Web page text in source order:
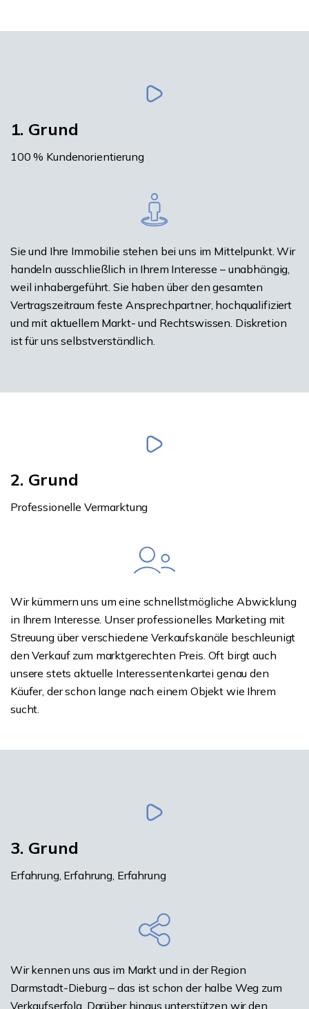
1. Grund
100 % Kundenorientierung
Sie und Ihre Immobilie stehen bei uns im Mittelpunkt. Wir
handeln ausschließlich in Ihrem Interesse – unabhängig,
weil inhabergeführt. Sie haben über den gesamten
Vertragszeitraum feste Ansprechpartner, hochqualifiziert
und mit aktuellem Markt- und Rechtswissen. Diskretion
ist für uns selbstverständlich.
2. Grund
Professionelle Vermarktung
Wir kümmern uns um eine schnellstmögliche Abwicklung
in Ihrem Interesse. Unser professionelles Marketing mit
Streuung über verschiedene Verkaufskanäle beschleunigt
den Verkauf zum marktgerechten Preis. Oft birgt auch
unsere stets aktuelle Interessentenkartei genau den
Käufer, der schon lange nach einem Objekt wie Ihrem
sucht.
3. Grund
Erfahrung, Erfahrung, Erfahrung
Wir kennen uns aus im Markt und in der Region
Darmstadt-Dieburg – das ist schon der halbe Weg zum
Verkaufserfolg. Darüber hinaus unterstützen wir den